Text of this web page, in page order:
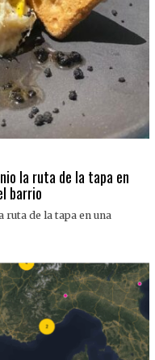
la ruta de la tapa en
barrio
ruta de la tapa en una